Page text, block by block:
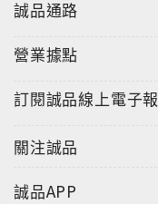
誠品通路
營業據點
訂閱誠品線上電子報
關注誠品
誠品APP